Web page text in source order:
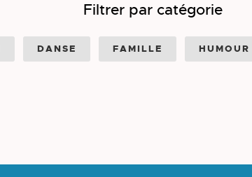
Filtrer par catégorie
DANSE FAMILLE HUMOUR